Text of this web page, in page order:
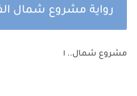
رواية مشروع شمال
مشروع شمال.. ١